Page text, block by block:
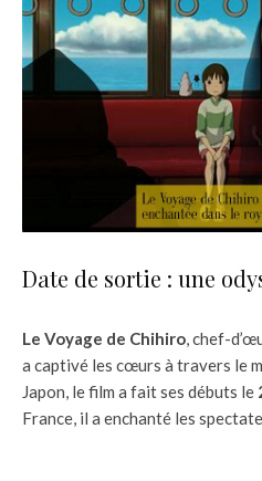
Date de sortie : une
Le Voyage de Chihiro, chef-
a captivé les cœurs à travers le
Japon, le film a fait ses débuts le
France, il a enchanté les